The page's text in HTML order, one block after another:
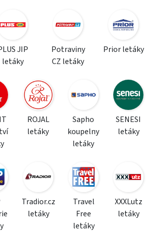
JIP
letáky
Potraviny
CZ letáky
Prior letáky
ROJAL
letáky
Sapho
koupelny
letáky
SENESI
letáky
Tradior.cz
letáky
Travel
Free
letáky
XXXLutz
letáky